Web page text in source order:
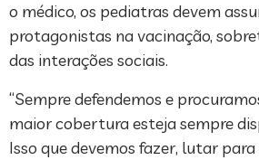
o médico, os pediatras devem
protagonistas na vacinação,
das interações sociais.
“Sempre defendemos e
maior cobertura esteja sempre
Isso que devemos fazer, lutar